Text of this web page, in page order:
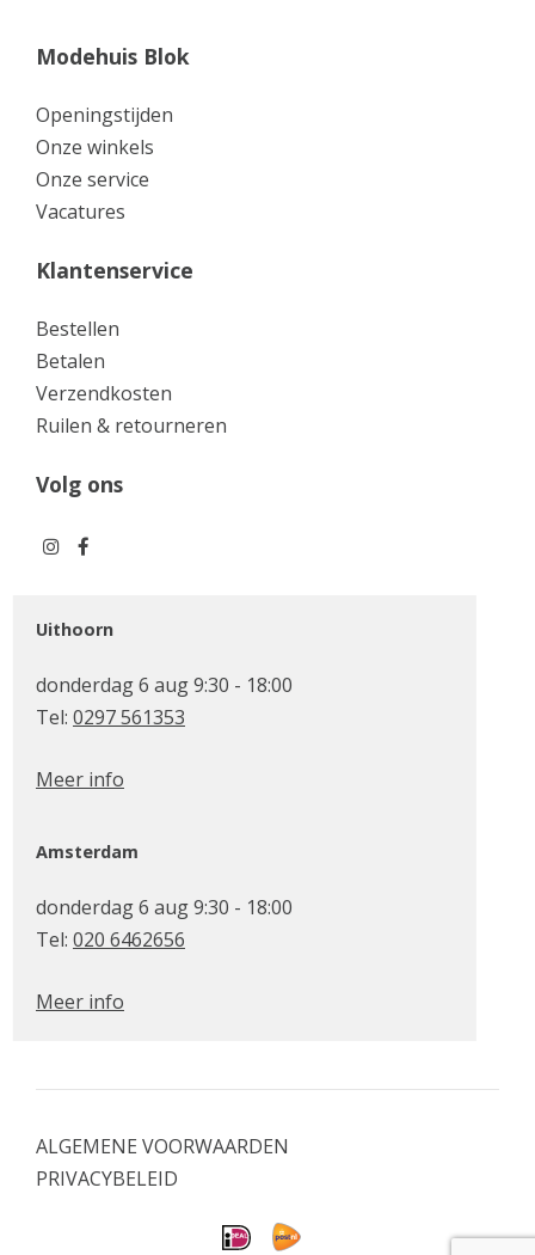
Modehuis Blok
Openingstijden
Onze winkels
Onze service
Vacatures
Klantenservice
Bestellen
Betalen
Verzendkosten
Ruilen & retourneren
Volg ons
Uithoorn
donderdag 6 aug 9:30 - 18:00
Tel: 0297 561353
Meer info
Amsterdam
donderdag 6 aug 9:30 - 18:00
Tel: 020 6462656
Meer info
ALGEMENE VOORWAARDEN
PRIVACYBELEID